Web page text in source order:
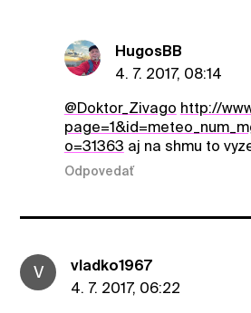
HugosBB
4. 7. 2017, 08:14
@Doktor_Zivago http://
o=31363 aj na shmu to
Odpovedať
V
vladko1967
4. 7. 2017, 06:22